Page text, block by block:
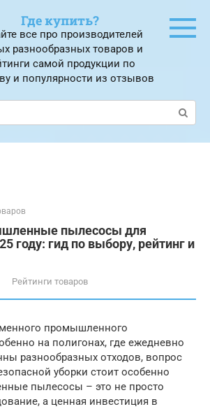
Где купить?
все про производителей
разнообразных товаров и
самой продукции по
и популярности из отзывов
пылесосы для
году: гид по выбору, рейтинг и
Рейтинги товаров
промышленного
на полигонах, где ежедневно
разнообразных отходов, вопрос
уборки стоит особенно
пылесосы – это не просто
а ценная инвестиция в